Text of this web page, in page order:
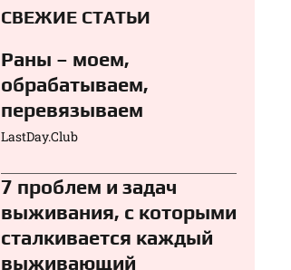
СВЕЖИЕ СТАТЬИ
Раны – моем,
обрабатываем,
перевязываем⁠⁠
LastDay.Club
7 проблем и задач
выживания, с которыми
сталкивается каждый
выживающий